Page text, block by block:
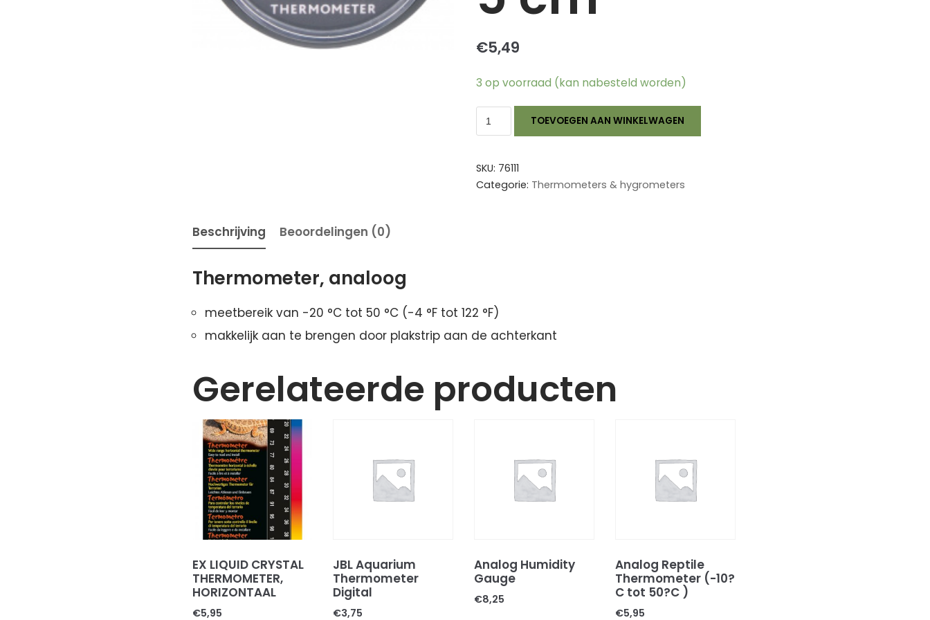
€5,49
3 op voorraad (kan nabesteld worden)
TOEVOEGEN AAN WINKELWAGEN
SKU: 76111
Categorie: Thermometers & hygrometers
Beschrijving Beoordelingen (0)
Thermometer, analoog
meetbereik van -20 °C tot 50 °C (-4 °F tot 122 °F)
makkelijk aan te brengen door plakstrip aan de achterkant
Gerelateerde producten
EX LIQUID CRYSTAL
THERMOMETER,
HORIZONTAAL
€5,95
JBL Aquarium
Thermometer
Digital
€3,75
Analog Humidity
Gauge
€8,25
Analog Reptile
Thermometer (-10?
C tot 50?C )
€5,95